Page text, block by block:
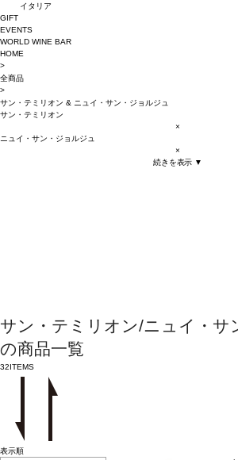
イタリア
GIFT
EVENTS
WORLD WINE BAR
HOME
>
全商品
>
サン・テミリオン & ニュイ・サン・ジョルジュ
サン・テミリオン
×
ニュイ・サン・ジョルジュ
×
続きを表示 ▼
サン・テミリオン/ニュイ・サ
の商品一覧
32ITEMS
表示順